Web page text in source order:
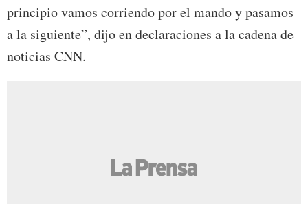
principio vamos corriendo por el mando y pasamos
a la siguiente”, dijo en declaraciones a la cadena de
noticias CNN.